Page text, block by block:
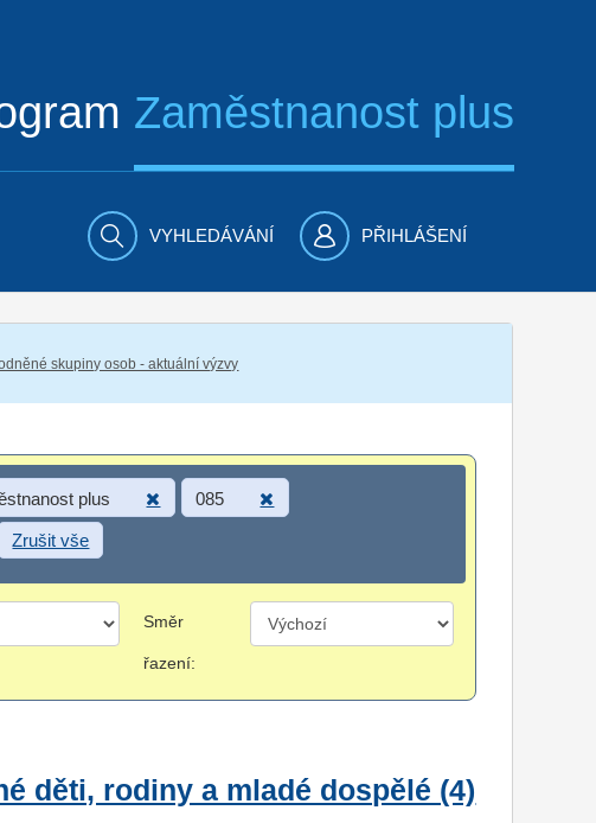
Zaměstnanost plus
VYHLEDÁVÁNÍ PŘIHLÁŠENÍ
skupiny osob - aktuální výzvy
plus 085
Zrušit vše
Směr
řazení:
děti, rodiny a mladé dospělé (4)